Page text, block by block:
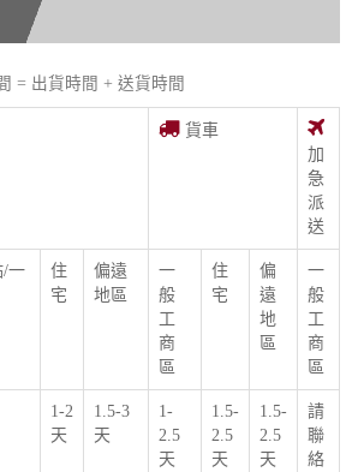
= 出貨時間 + 送貨時間
貨車
加
急
派
送
/一
住
宅
偏遠
地區
一
般
工
商
區
住
宅
偏
遠
地
區
一
般
工
商
區
1-2
天
1.5-3
天
1-
2.5
天
1.5-
2.5
天
1.5-
2.5
天
請
聯
絡